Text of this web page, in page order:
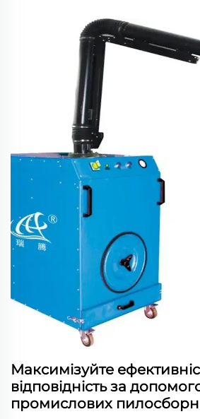
Максимізуйте
відповідність за
промислових